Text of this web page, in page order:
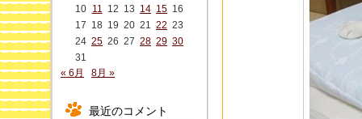
10 11 12 13 14 15 16
17 18 19 20 21 22 23
24 25 26 27 28 29 30
31
« 6月
8月 »
最近のコメント